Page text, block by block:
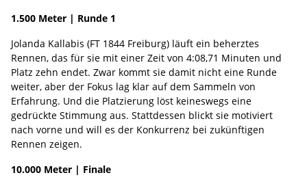
1.500 Meter | Runde 1
Jolanda Kallabis (FT 1844 Freiburg) läuft ein beherztes
Rennen, das für sie mit einer Zeit von 4:08,71 Minuten und
Platz zehn endet. Zwar kommt sie damit nicht eine Runde
weiter, aber der Fokus lag klar auf dem Sammeln von
Erfahrung. Und die Platzierung löst keineswegs eine
gedrückte Stimmung aus. Stattdessen blickt sie motiviert
nach vorne und will es der Konkurrenz bei zukünftigen
Rennen zeigen.
10.000 Meter | Finale